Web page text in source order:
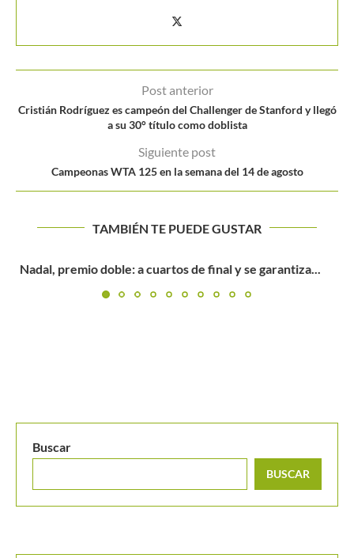
Post anterior
Cristián Rodríguez es campeón del Challenger de Stanford y llegó
a su 30° título como doblista
Siguiente post
Campeonas WTA 125 en la semana del 14 de agosto
TAMBIÉN TE PUEDE GUSTAR
«MAMASITAS» EN CALI
Buscar
BUSCAR